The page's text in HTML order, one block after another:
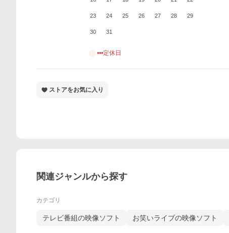
23 24 25 26 27 28 29
30 31
•••定休日
ストアをお気に入り
関連ジャンルから探す
カテゴリ
テレビ番組の映像ソフト お笑いライブの映像ソフト